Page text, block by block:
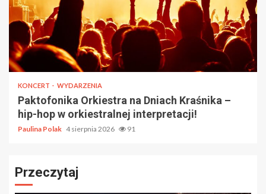
KONCERT WYDARZENIA
Paktofonika Orkiestra na Dniach Kraśnika –
hip-hop w orkiestralnej interpretacji!
Paulina Polak 4 sierpnia 2026 91
Przeczytaj